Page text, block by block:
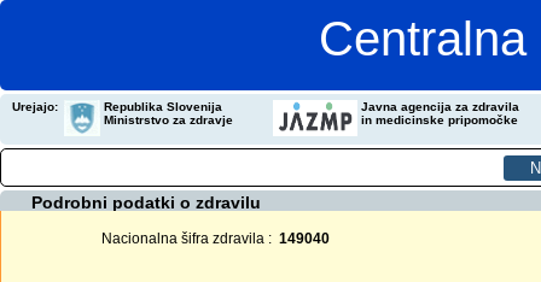
Urejajo:
Republika Slovenija
Ministrstvo za zdravje
Javna agencija za zdravila
in medicinske pripomočke
Podrobni podatki o zdravilu
Nacionalna šifra zdravila : 149040